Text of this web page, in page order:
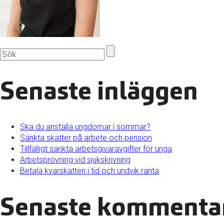
Senaste inläggen
Ska du anställa ungdomar i sommar?
Sänkta skatter på arbete och pension
Tillfälligt sänkta arbetsgivaravgifter för unga
Arbetsprövning vid sjukskrivning
Betala kvarskatten i tid och undvik ränta
Senaste